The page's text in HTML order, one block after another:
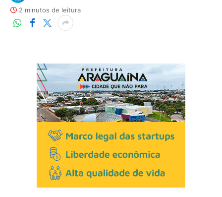
2 minutos de leitura